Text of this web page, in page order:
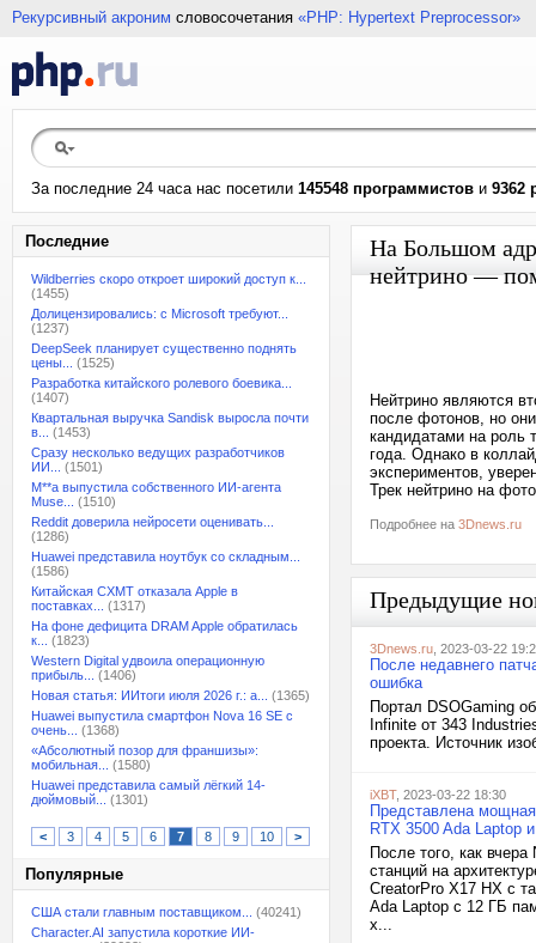
Рекурсивный акроним словосочетания «PHP: Hypertext Preprocessor»
За последние 24 часа нас посетили 145548 программистов и 9362
Последние
Wildberries скоро откроет широкий доступ к...
(1455)
Долицензировались: с Microsoft требуют...
(1237)
DeepSeek планирует существенно поднять
цены...
(1525)
Разработка китайского ролевого боевика...
(1407)
Квартальная выручка Sandisk выросла почти
в...
(1453)
Сразу несколько ведущих разработчиков
ИИ...
(1501)
M**a выпустила собственного ИИ-агента
Muse...
(1510)
Reddit доверила нейросети оценивать...
(1286)
Huawei представила ноутбук со складным...
(1586)
Китайская CXMT отказала Apple в
поставках...
(1317)
На фоне дефицита DRAM Apple обратилась
к...
(1823)
Western Digital удвоила операционную
прибыль...
(1406)
Новая статья: ИИтоги июля 2026 г.: а...
(1365)
Huawei выпустила смартфон Nova 16 SE с
очень...
(1368)
«Абсолютный позор для франшизы»:
мобильная...
(1580)
Huawei представила самый лёгкий 14-
дюймовый...
(1301)
< 3 4 5 6 7 8 9 10 >
Популярные
США стали главным поставщиком...
(40241)
Character.AI запустила короткие ИИ-
На Большом
нейтрино —
Нейтрино являются
после фотонов, но
кандидатами на роль
года. Однако в
экспериментов,
Трек нейтрино на
Подробнее на 3Dnews.ru
Предыдущие
3Dnews.ru , 2023-03-22
После недавнего
ошибка
Портал DSOGaming
Infinite от 343
проекта. Источник
iXBT, 2023-03-22 18:30
Представлена
RTX 3500 Ada Laptop
После того, как
станций на
CreatorPro X17 HX с
Ada Laptop c 12 ГБ
x...